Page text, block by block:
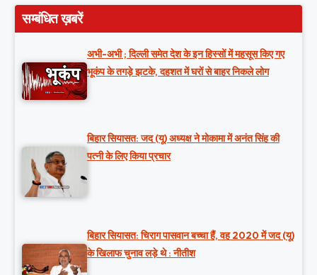
सम्बंधित ख़बरें
अभी-अभी ; दिल्ली समेत देश के इन हिस्सों में महसूस किए गए
भूकंप के तगड़े झटके, दहशत में घरों से बाहर निकले लोग
बिहार सियासत: जद (यू) अध्यक्ष ने मोकामा में अनंत सिंह की
पत्नी के लिए किया प्रचार
बिहार सियासत: चिराग पासवान बच्चा हैं, वह 2020 में जद (यू)
के खिलाफ चुनाव लड़े थे : नीतीश